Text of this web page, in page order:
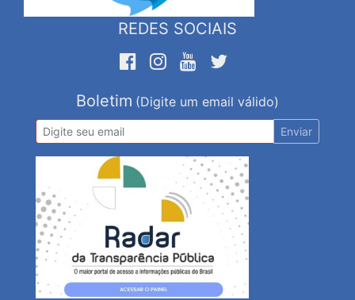
REDES SOCIAIS
Boletim (Digite um email válido)
Enviar